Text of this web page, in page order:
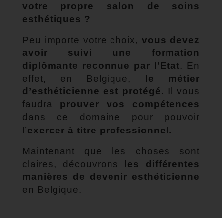
votre propre salon de soins
esthétiques ?
Peu importe votre choix,vous devez
avoir suivi une formation
diplômante reconnue par l’Etat. En
effet, en Belgique, le métier
d’esthéticienne est protégé. Il vous
faudra prouver vos compétences
dans ce domaine pour pouvoir
l’exercer à titre professionnel.
Maintenant que les choses sont
claires, découvrons les différentes
manières de devenir esthéticienne
en Belgique.